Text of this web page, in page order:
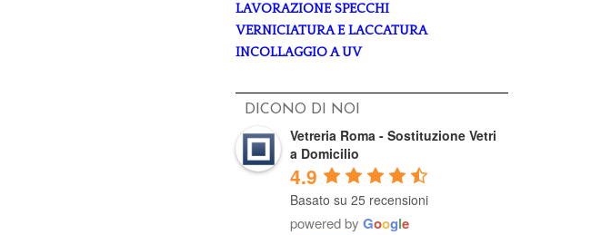
LAVORAZIONE SPECCHI
VERNICIATURA E LACCATURA
INCOLLAGGIO A UV
DICONO DI NOI
Vetreria Roma - Sostituzione Vetri
a Domicilio
4.9
Basato su 25 recensioni
powered by Google